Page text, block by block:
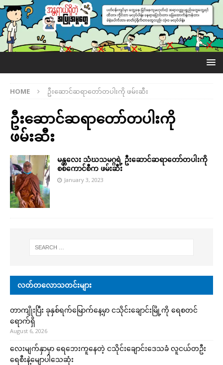
HOME ဦးဆောင်ဆရာတော်တပါးကို ဖမ်းဆီး
ဦးဆောင်ဆရာတော်တပါးကို
ဖမ်းဆီး
မန္တလေး သံဃသမဂ္ဂရဲ့ ဦးဆောင်ဆရာတော်တပါးကို
စစ်ကောင်စီက ဖမ်းဆီး
January 3, 2023
လတ်တလောသတင်းများ
တာကျိုးပြီး ခုနှစ်ရက်မြောက်နေ့မှာ ငသိုင်းချောင်းမြို့ကို ရေစတင်
ရောက်ရှိ
August 6, 2026
လေးမျက်နှာမှာ ရေဘေးကူနေတဲ့ ငသိုင်းချောင်းဒေသခံ လူငယ်တဦး
ရေစီးနဲ့မျောပါသေဆုံး